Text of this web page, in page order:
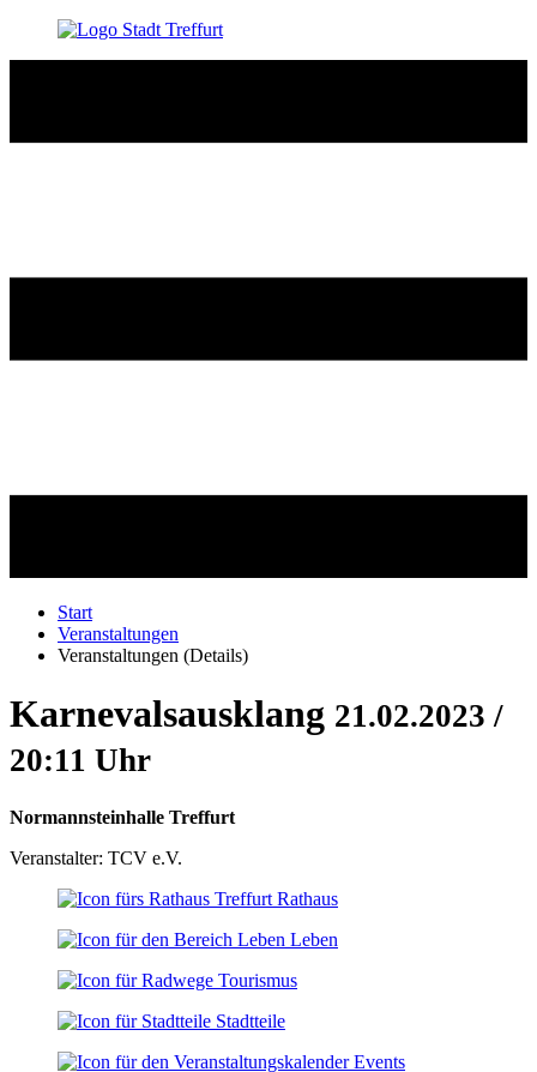
Start
Veranstaltungen
Veranstaltungen (Details)
Karnevalsausklang 21.02.2023 /
20:11 Uhr
Normannsteinhalle Treffurt
Veranstalter: TCV e.V.
Rathaus
Leben
Tourismus
Stadtteile
Events